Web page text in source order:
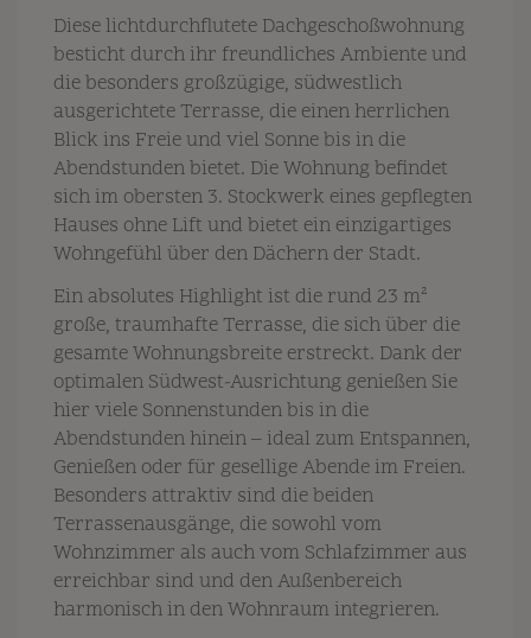
Diese lichtdurchflutete Dachgeschoßwohnung
besticht durch ihr freundliches Ambiente und
die besonders großzügige, südwestlich
ausgerichtete Terrasse, die einen herrlichen
Blick ins Freie und viel Sonne bis in die
Abendstunden bietet. Die Wohnung befindet
sich im obersten 3. Stockwerk eines gepflegten
Hauses ohne Lift und bietet ein einzigartiges
Wohngefühl über den Dächern der Stadt.
Ein absolutes Highlight ist die rund 23 m²
große, traumhafte Terrasse, die sich über die
gesamte Wohnungsbreite erstreckt. Dank der
optimalen Südwest-Ausrichtung genießen Sie
hier viele Sonnenstunden bis in die
Abendstunden hinein – ideal zum Entspannen,
Genießen oder für gesellige Abende im Freien.
Besonders attraktiv sind die beiden
Terrassenausgänge, die sowohl vom
Wohnzimmer als auch vom Schlafzimmer aus
erreichbar sind und den Außenbereich
harmonisch in den Wohnraum integrieren.